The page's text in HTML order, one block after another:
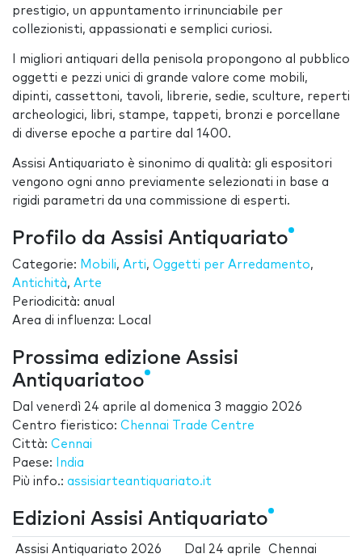
prestigio, un appuntamento irrinunciabile per
collezionisti, appassionati e semplici curiosi.
I migliori antiquari della penisola propongono al pubblico
oggetti e pezzi unici di grande valore come mobili,
dipinti, cassettoni, tavoli, librerie, sedie, sculture, reperti
archeologici, libri, stampe, tappeti, bronzi e porcellane
di diverse epoche a partire dal 1400.
Assisi Antiquariato è sinonimo di qualità: gli espositori
vengono ogni anno previamente selezionati in base a
rigidi parametri da una commissione di esperti.
Profilo da Assisi Antiquariato
Categorie: Mobili, Arti, Oggetti per Arredamento,
Antichità, Arte
Periodicità: anual
Area di influenza: Local
Prossima edizione Assisi
Antiquariatoo
Dal venerdì 24 aprile al domenica 3 maggio 2026
Centro fieristico: Chennai Trade Centre
Città: Cennai
Paese:
India
Più info.: assisiarteantiquariato.it
Edizioni Assisi Antiquariato
Assisi Antiquariato 2026 Dal 24 aprile
Chennai